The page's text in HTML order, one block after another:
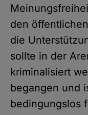
den
die
sollte in der
kriminalisiert
begangen und
bedingungslos